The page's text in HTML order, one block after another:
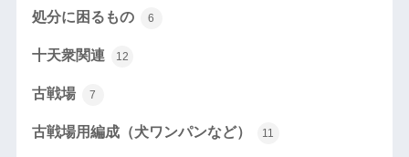
処分に困るもの 6
十天衆関連 12
古戦場 7
古戦場用編成（犬ワンパンなど） 11